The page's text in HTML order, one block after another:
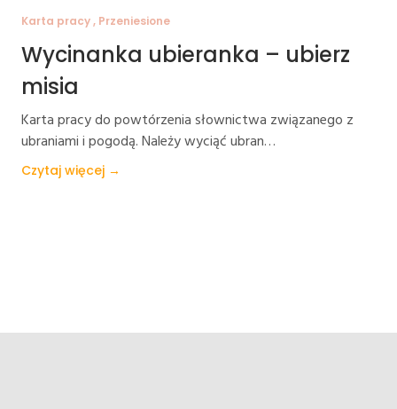
Karta pracy , Przeniesione
Wycinanka ubieranka – ubierz
misia
Karta pracy do powtórzenia słownictwa związanego z
ubraniami i pogodą. Należy wyciąć ubran…
Czytaj więcej →